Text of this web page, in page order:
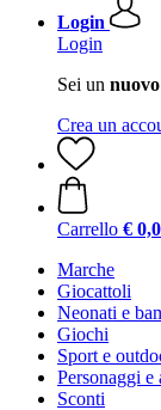
Login
Login
Sei un
Crea un
Carrello €
Marche
Giocattoli
Neonati e
Giochi
Sport e
Personaggi e
Sconti